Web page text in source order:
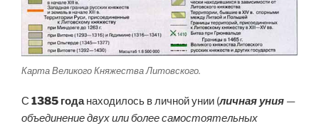
Карта Великого Княжества Литовского.
С 1385 годанаходилось в личной унии (личная уния —
объединение двух или более самостоятельных